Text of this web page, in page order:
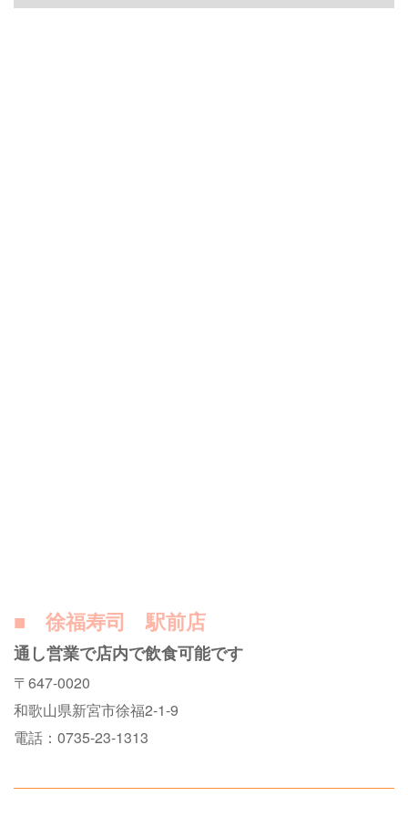
■ 徐福寿司 駅前店
通し営業で店内で飲食可能です
〒647-0020
和歌山県新宮市徐福2-1-9
電話：0735-23-1313